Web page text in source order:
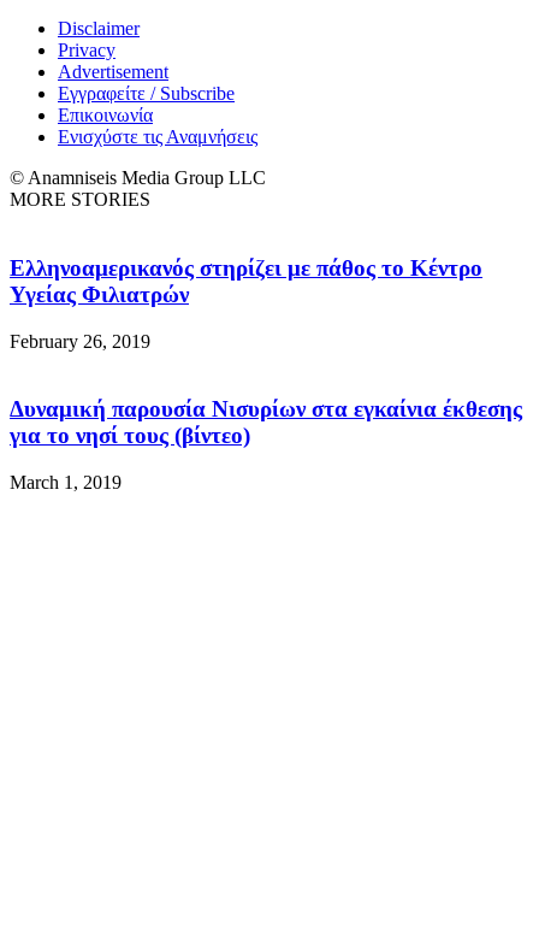
Disclaimer
Privacy
Advertisement
Εγγραφείτε / Subscribe
Επικοινωνία
Ενισχύστε τις Αναμνήσεις
© Anamniseis Media Group LLC
MORE STORIES
Ελληνοαμερικανός στηρίζει με πάθος το Κέντρο
Υγείας Φιλιατρών
February 26, 2019
Δυναμική παρουσία Νισυρίων στα εγκαίνια έκθεσης
για το νησί τους (βίντεο)
March 1, 2019